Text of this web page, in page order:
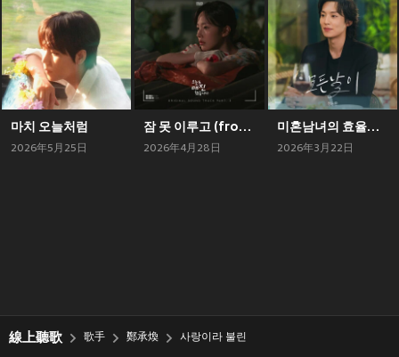
마치 오늘처럼
2026年5月25日
잠 못 이루고 (from 오늘도 매진했습니다 OST Part 3)
2026年4月28日
미혼남녀의 효율적 만남 OST Part.4 (The Practical Guide to Love (Original Television Soundtrack) Pt.4)
2026年3月22日
線上聽歌 歌手 鄭承煥 사랑이라 불린